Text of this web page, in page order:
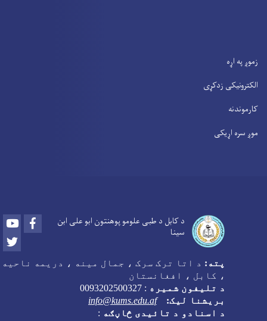
زموږ په اړه
الکترونیکی زدکړی
کارموندنه
موږ سره اړیکی
د کابل د طبی علومو پوهنتون ابو علی ابن
سینا
Youtube Facebook
پته: د اتا ترک سرک ، جمال مینه ، دریمه ناحیه
، کابل ، افغانستان
د تلیفون شمیره :
بریشنا لیک:
info@kums.edu.af
د اسنادو د تائیدی څاڼګه :